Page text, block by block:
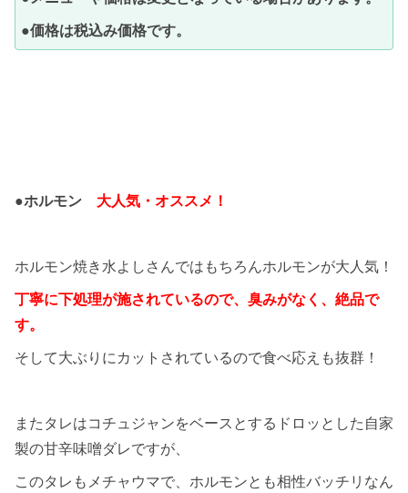
●価格は税込み価格です。
●ホルモン 大人気・オススメ！
ホルモン焼き水よしさんではもちろんホルモンが大人気！
丁寧に下処理が施されているので、臭みがなく、絶品で
す。
そして大ぶりにカットされているので食べ応えも抜群！
またタレはコチュジャンをベースとするドロッとした自家
製の甘辛味噌ダレですが、
このタレもメチャウマで、ホルモンとも相性バッチリなん